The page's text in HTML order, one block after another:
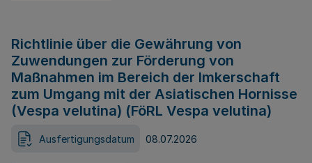
Richtlinie über die Gewährung von
Zuwendungen zur Förderung von
Maßnahmen im Bereich der Imkerschaft
zum Umgang mit der Asiatischen Hornisse
(Vespa velutina) (FöRL Vespa velutina)
Ausfertigungsdatum 08.07.2026